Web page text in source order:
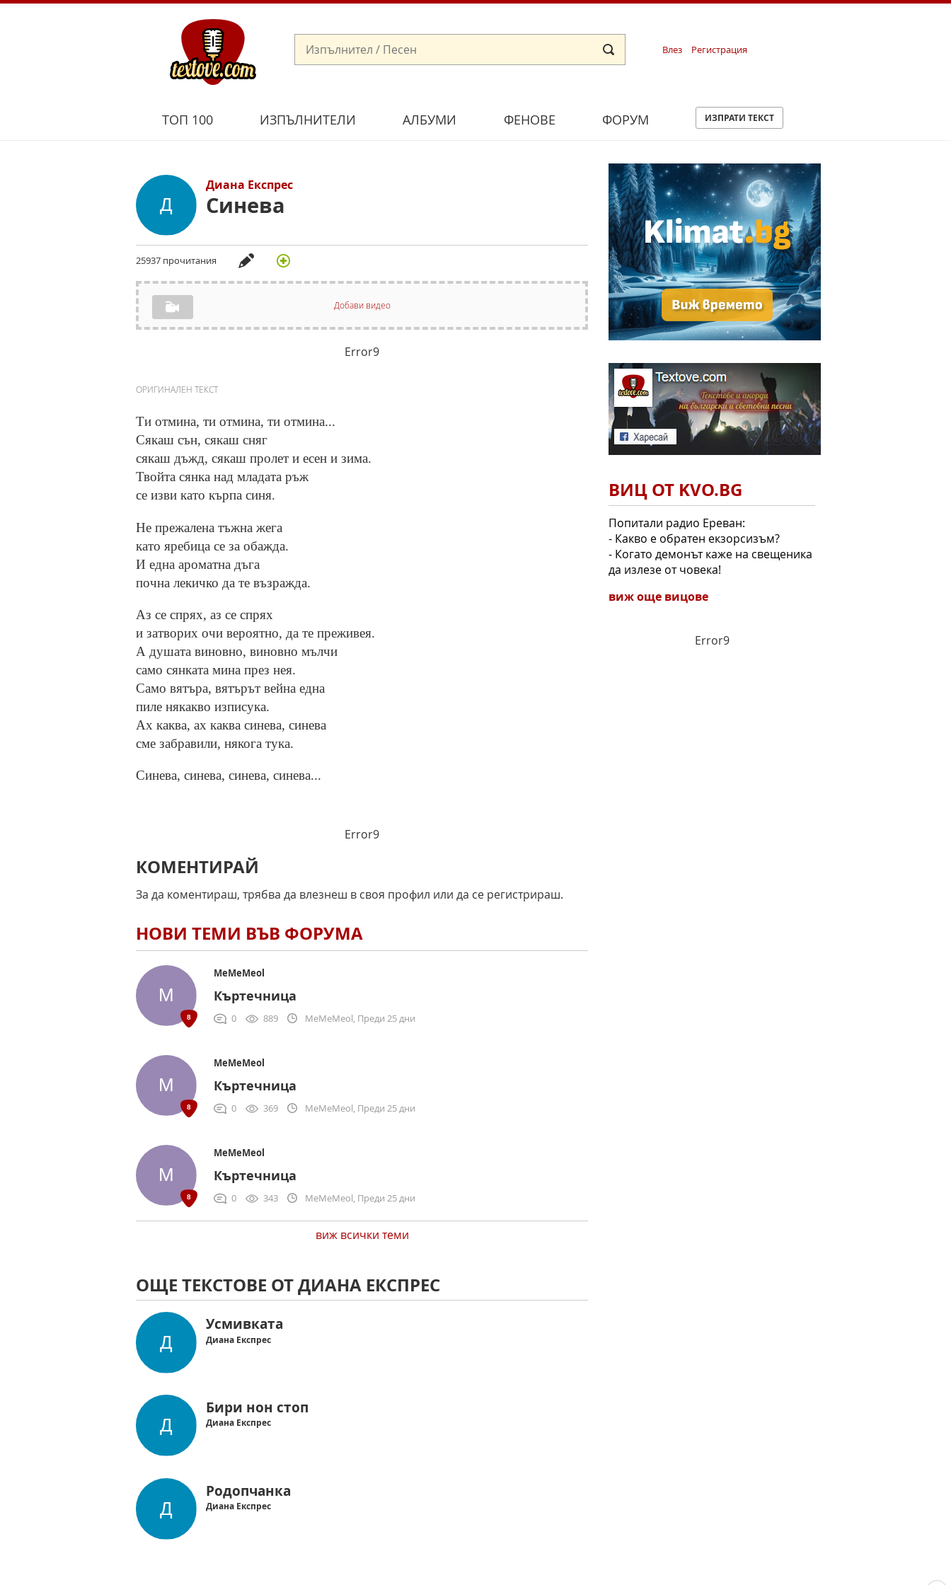
Влез Регистрация
ТОП 100 ИЗПЪЛНИТЕЛИ АЛБУМИ ФЕНОВЕ ФОРУМ ИЗПРАТИ ТЕКСТ
Диана Експрес
Синева
25937 прочитания
Добави видео
Error9
ОРИГИНАЛЕН ТЕКСТ
Ти отмина, ти отмина, ти отмина...
Сякаш сън, сякаш сняг
сякаш дъжд, сякаш пролет и есен и зима.
Твойта сянка над младата ръж
се изви като кърпа синя.
Не прежалена тъжна жега
като яребица се за обажда.
И една ароматна дъга
почна лекичко да те възражда.
Аз се спрях, аз се спрях
и затворих очи вероятно, да те преживея.
А душата виновно, виновно мълчи
само сянката мина през нея.
Само вятъра, вятърът вейна една
пиле някакво изписука.
Ах каква, ах каква синева, синева
сме забравили, някога тука.
Синева, синева, синева, синева...
Error9
КОМЕНТИРАЙ
За да коментираш, трябва да влезнеш в своя профил или да се регистрираш.
НОВИ ТЕМИ ВЪВ ФОРУМА
MeMeMeol
Къртечница
0 889 MeMeMeol, Преди 25 дни
MeMeMeol
Къртечница
0 369 MeMeMeol, Преди 25 дни
MeMeMeol
Къртечница
0 343 MeMeMeol, Преди 25 дни
виж всички теми
ОЩЕ ТЕКСТОВЕ ОТ ДИАНА ЕКСПРЕС
Усмивката
Диана Експрес
Бири нон стоп
Диана Експрес
Родопчанка
Диана Експрес
ВИЦ ОТ KVO.BG
Попитали радио Ереван:
- Какво е обратен екзорсизъм?
- Когато демонът каже на свещеника
да излезе от човека!
виж още вицове
Error9